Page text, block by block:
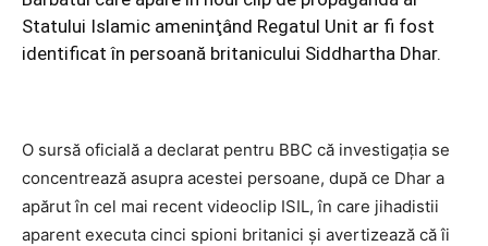
Statului Islamic ameninţând Regatul Unit ar fi fost
identificat în persoană britanicului Siddhartha Dhar.
O sursă oficială a declarat pentru BBC că investigaţia se
concentrează asupra acestei persoane, după ce Dhar a
apărut în cel mai recent videoclip ISIL, în care jihadistii
aparent executa cinci spioni britanici şi avertizează că îi